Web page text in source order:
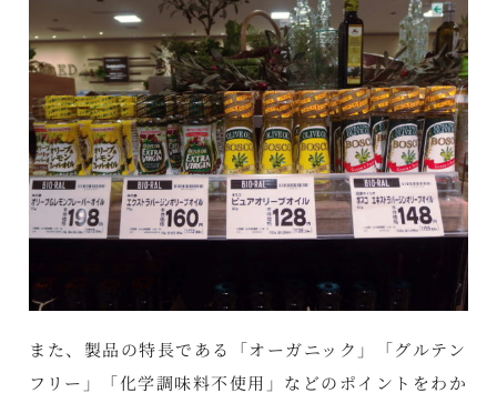
また、製品の特長である「オーガニック」「グルテン
フリー」「化学調味料不使用」などのポイントをわか